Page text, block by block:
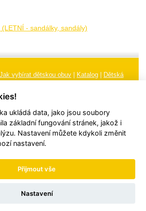
- sandálky, sandály)
Jak vybírat dětskou obuv Katalog
Dětská
k reklamaci Nastavení cookies
práva vyhrazena | Web vytvořil
ukládá data, jako jsou soubory
základní fungování stránek, jakož i
Nastavení můžete kdykoli změnit
nastavení.
Přijmout vše
Nastavení